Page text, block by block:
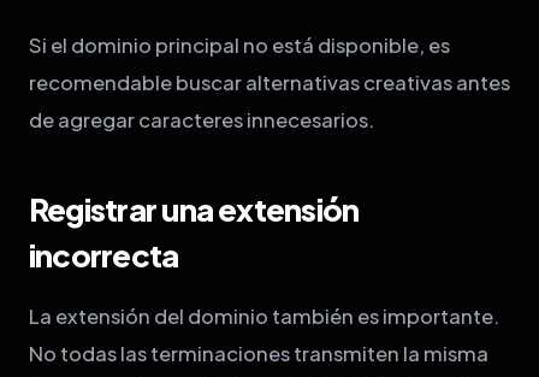
Si el dominio principal no está disponible, es
recomendable buscar alternativas creativas antes
de agregar caracteres innecesarios.
Registrar una extensión
incorrecta
La extensión del dominio también es importante.
No todas las terminaciones transmiten la misma